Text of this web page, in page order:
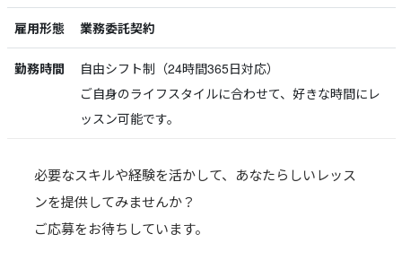
雇用形態 業務委託契約
勤務時間
自由シフト制（24時間365日対応）
ご自身のライフスタイルに合わせて、好きな時間にレ
ッスン可能です。
必要なスキルや経験を活かして、あなたらしいレッス
ンを提供してみませんか？
ご応募をお待ちしています。